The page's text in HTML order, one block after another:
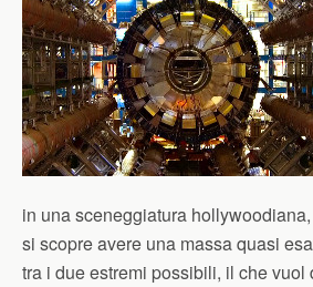
in una sceneggiatura
si scopre avere una massa quasi
tra i due estremi possibili, il che vuol